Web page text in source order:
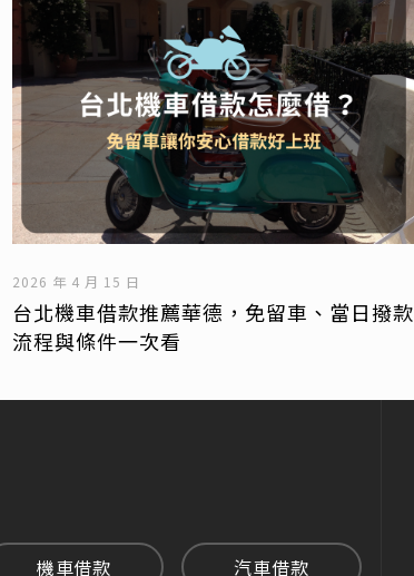
2026 年 4 月 15 日
台北機車借款推薦華德，免留車、當日撥款
流程與條件一次看
機車借款 汽車借款